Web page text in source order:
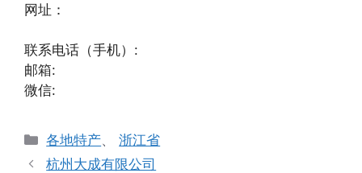
网址：
联系电话（手机）:
邮箱:
微信:
分
类
各地特产、浙江省
杭州大成有限公司